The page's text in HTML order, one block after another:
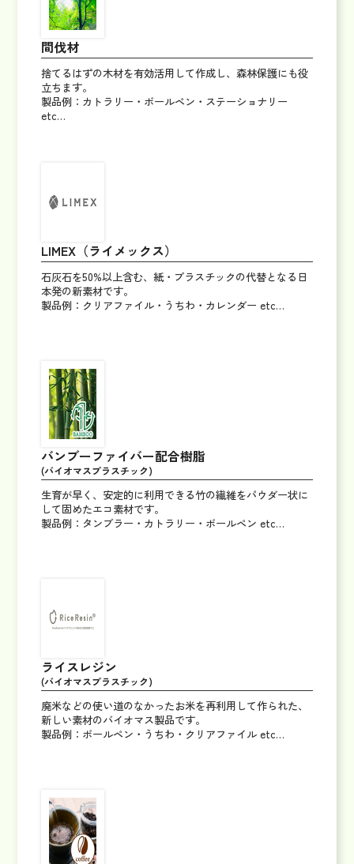
間伐材
捨てるはずの木材を有効活用して作成し、森林保護にも役
立ちます。
製品例：カトラリー・ボールペン・ステーショナリー
etc…
LIMEX（ライメックス）
石灰石を50%以上含む、紙・プラスチックの代替となる日
本発の新素材です。
製品例：クリアファイル・うちわ・カレンダー etc…
バンブーファイバー配合樹脂
(バイオマスプラスチック)
生育が早く、安定的に利用できる竹の繊維をパウダー状に
して固めたエコ素材です。
製品例：タンブラー・カトラリー・ボールペン etc…
ライスレジン
(バイオマスプラスチック)
廃米などの使い道のなかったお米を再利用して作られた、
新しい素材のバイオマス製品です。
製品例：ボールペン・うちわ・クリアファイル etc…